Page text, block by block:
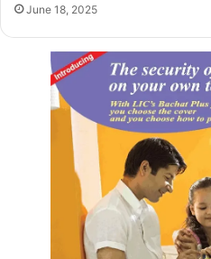
June 18, 2025